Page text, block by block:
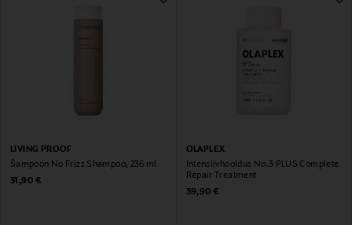
LIVING PROOF
Šampoon No Frizz Shampoo, 236 ml
Original Price
31,90 €
OLAPLEX
Intensiivhooldus No.3 PLUS Complete
Repair Treatment
Original Price
39,90 €